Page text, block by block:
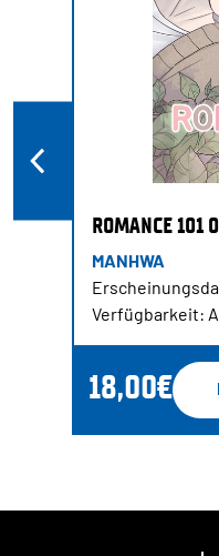
ROMANCE 101
MANHWA
Verfügbarkeit:
18,00€